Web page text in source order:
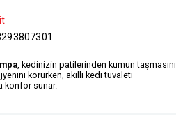
, kedinizin patilerinden kumun taşmasını
korurken, akıllı kedi tuvaleti
konfor sunar.